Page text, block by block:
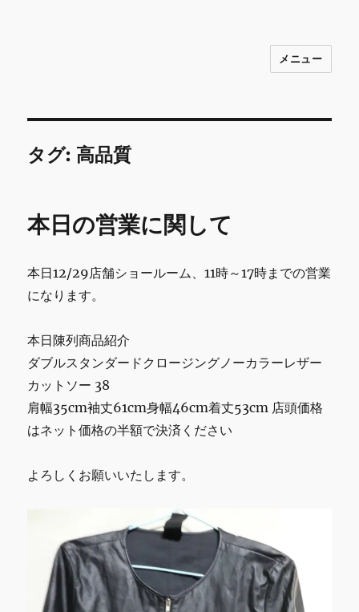
INNOCENCE ～日常に彩りを～ フ
物 etc販売 江戸川区瑞江
メニュー
タグ: 高品質
本日の営業に関して
本日12/29店舗ショールーム、11時～17時までの営業
になります。
本日陳列商品紹介
ダブルスタンダードクロージングノーカラーレザー
カットソー 38
肩幅35cm袖丈61cm身幅46cm着丈53cm 店頭価格
はネット価格の半額で決済ください
よろしくお願いいたします。